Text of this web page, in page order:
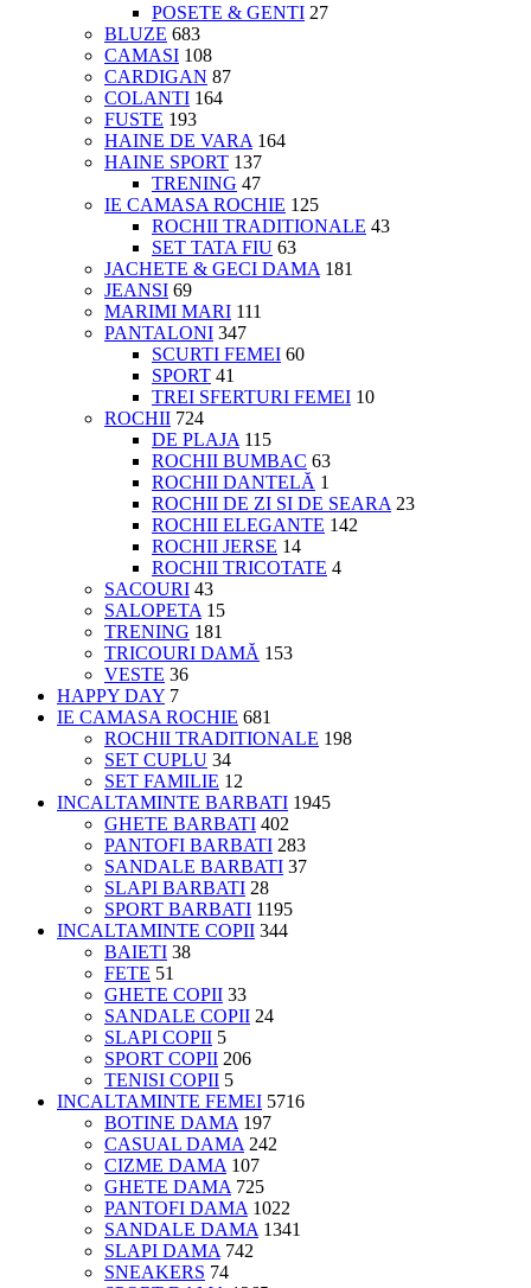
POSETE & GENTI 27
BLUZE 683
CAMASI 108
CARDIGAN 87
COLANTI 164
FUSTE 193
HAINE DE VARA 164
HAINE SPORT 137
TRENING 47
IE CAMASA ROCHIE 125
ROCHII TRADITIONALE 43
SET TATA FIU 63
JACHETE & GECI DAMA 181
JEANSI 69
MARIMI MARI 111
PANTALONI 347
SCURTI FEMEI 60
SPORT 41
TREI SFERTURI FEMEI 10
ROCHII 724
DE PLAJA 115
ROCHII BUMBAC 63
ROCHII DANTELĂ 1
ROCHII DE ZI SI DE SEARA 23
ROCHII ELEGANTE 142
ROCHII JERSE 14
ROCHII TRICOTATE 4
SACOURI 43
SALOPETA 15
TRENING 181
TRICOURI DAMĂ 153
VESTE 36
HAPPY DAY 7
IE CAMASA ROCHIE 681
ROCHII TRADITIONALE 198
SET CUPLU 34
SET FAMILIE 12
INCALTAMINTE BARBATI 1945
GHETE BARBATI 402
PANTOFI BARBATI 283
SANDALE BARBATI 37
SLAPI BARBATI 28
SPORT BARBATI 1195
INCALTAMINTE COPII 344
BAIETI 38
FETE 51
GHETE COPII 33
SANDALE COPII 24
SLAPI COPII 5
SPORT COPII 206
TENISI COPII 5
INCALTAMINTE FEMEI 5716
BOTINE DAMA 197
CASUAL DAMA 242
CIZME DAMA 107
GHETE DAMA 725
PANTOFI DAMA 1022
SANDALE DAMA 1341
SLAPI DAMA 742
SNEAKERS 74